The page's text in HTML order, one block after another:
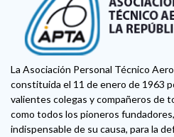
La Asociación Personal Técnico
constituida el 11 de enero de 1963
valientes colegas y compañeros de
como todos los pioneros
indispensable de su causa, para la